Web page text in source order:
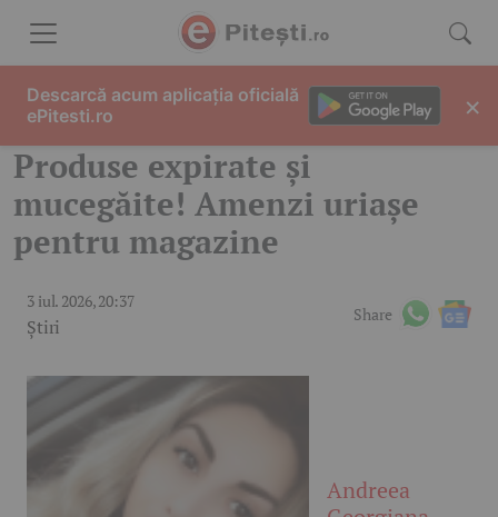
Produse expirate și
mucegăite! Amenzi uriașe
pentru magazine
3 iul. 2026, 20:37
Știri
Share
Andreea
Descarcă acum aplicația oficială
ePitesti.ro
×